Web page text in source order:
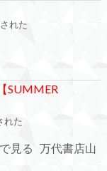
れた
SUMMER
れた
見る 万代書店山